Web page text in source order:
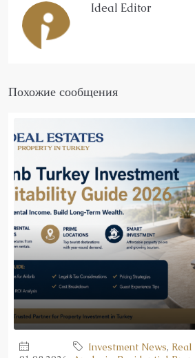
Ideal Editor
Похожие сообщения
Investment News,